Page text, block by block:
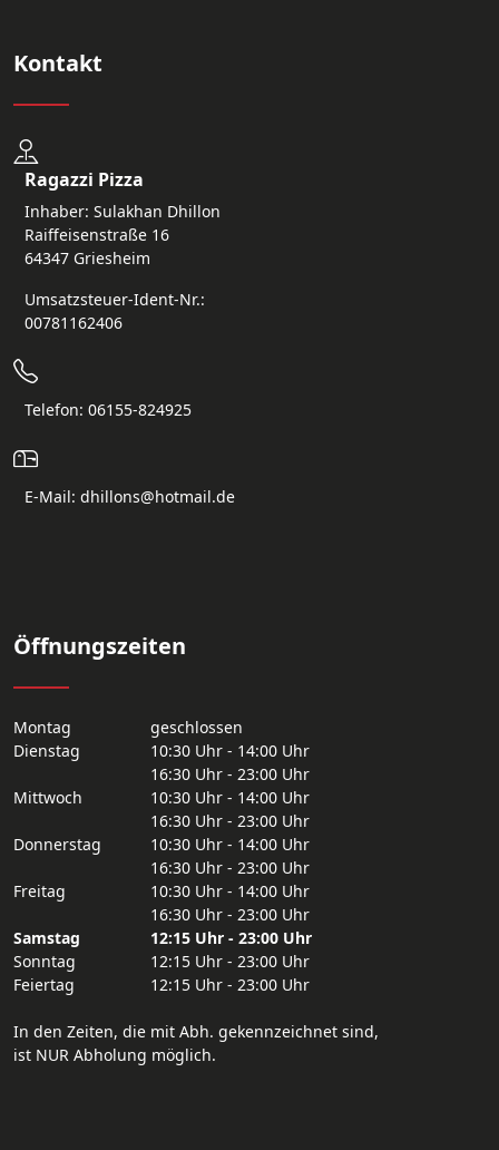
Kontakt
Ragazzi Pizza
Inhaber: Sulakhan Dhillon
Raiffeisenstraße 16
64347 Griesheim
Umsatzsteuer-Ident-Nr.:
00781162406
Telefon: 06155-824925
E-Mail: dhillons@hotmail.de
Öffnungszeiten
Montag
geschlossen
Dienstag
10:30 Uhr - 14:00 Uhr
16:30 Uhr - 23:00 Uhr
Mittwoch
10:30 Uhr - 14:00 Uhr
16:30 Uhr - 23:00 Uhr
Donnerstag
10:30 Uhr - 14:00 Uhr
16:30 Uhr - 23:00 Uhr
Freitag
10:30 Uhr - 14:00 Uhr
16:30 Uhr - 23:00 Uhr
Samstag
12:15 Uhr - 23:00 Uhr
Sonntag
12:15 Uhr - 23:00 Uhr
Feiertag
12:15 Uhr - 23:00 Uhr
In den Zeiten, die mit Abh. gekennzeichnet sind,
ist NUR Abholung möglich.